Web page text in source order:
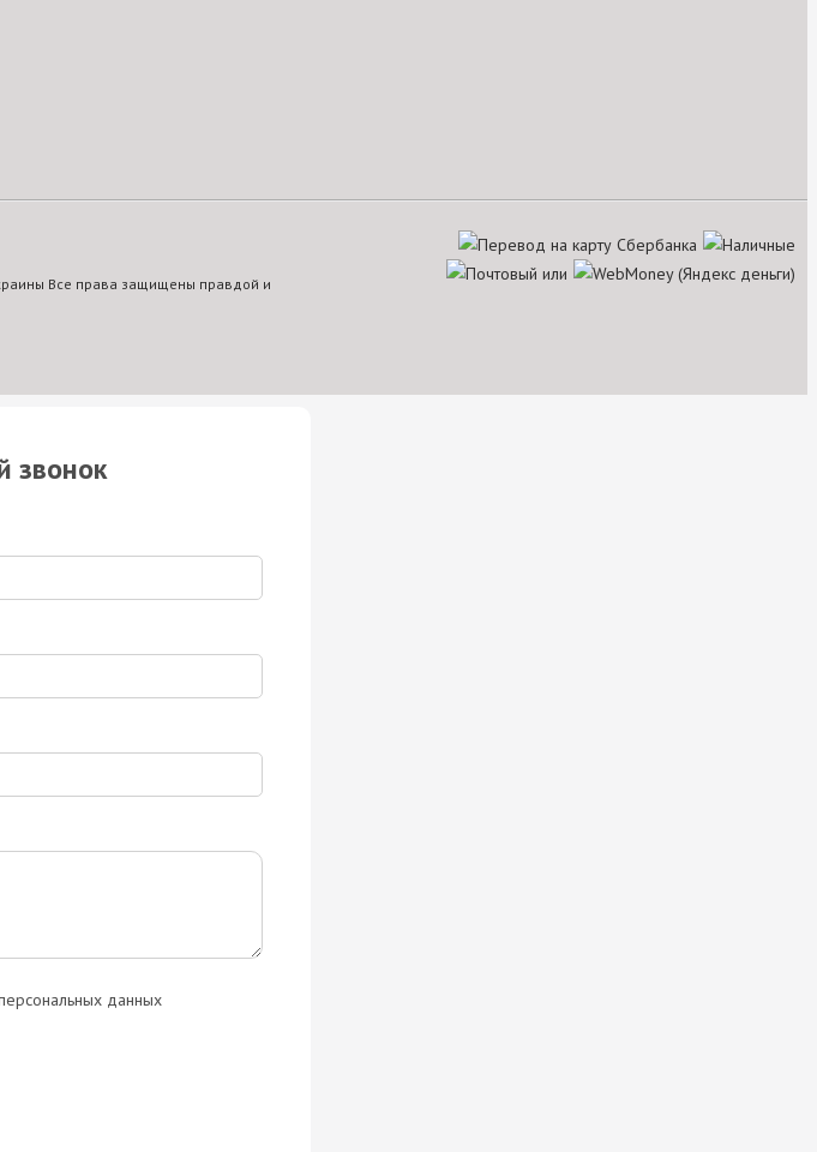
Все права защищены правдой и
звонок
данных